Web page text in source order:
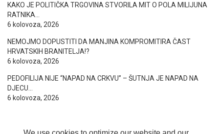
KAKO JE POLITIČKA TRGOVINA STVORILA MIT O POLA MILIJUNA
RATNIKA…
6 kolovoza, 2026
NEMOJMO DOPUSTITI DA MANJINA KOMPROMITIRA ČAST
HRVATSKIH BRANITELJA!?
6 kolovoza, 2026
PEDOFILIJA NIJE “NAPAD NA CRKVU” – ŠUTNJA JE NAPAD NA
DJECU…
6 kolovoza, 2026